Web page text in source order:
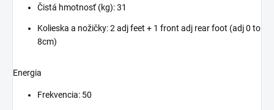
Čistá hmotnosť (kg): 31
Kolieska a nožičky: 2 adj feet + 1 front adj rear foot (adj 0 to
8cm)
Energia
Frekvencia: 50